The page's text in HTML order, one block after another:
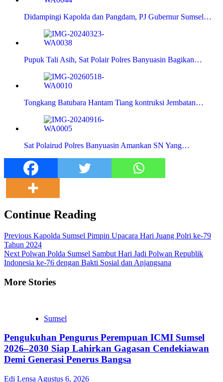
Didampingi Kapolda dan Pangdam, PJ Gubernur Sumsel…
Pupuk Tali Asih, Sat Polair Polres Banyuasin Bagikan…
Tongkang Batubara Hantam Tiang kontruksi Jembatan…
Sat Polairud Polres Banyuasin Amankan SN Yang…
Continue Reading
Previous Kapolda Sumsel Pimpin Upacara Hari Juang Polri ke-79
Tahun 2024
Next Polwan Polda Sumsel Sambut Hari Jadi Polwan Republik
Indonesia ke-76 dengan Bakti Sosial dan Anjangsana
More Stories
Sumsel
Pengukuhan Pengurus Perempuan ICMI Sumsel
2026–2030 Siap Lahirkan Gagasan Cendekiawan
Demi Generasi Penerus Bangsa
Edi Lensa Agustus 6, 2026